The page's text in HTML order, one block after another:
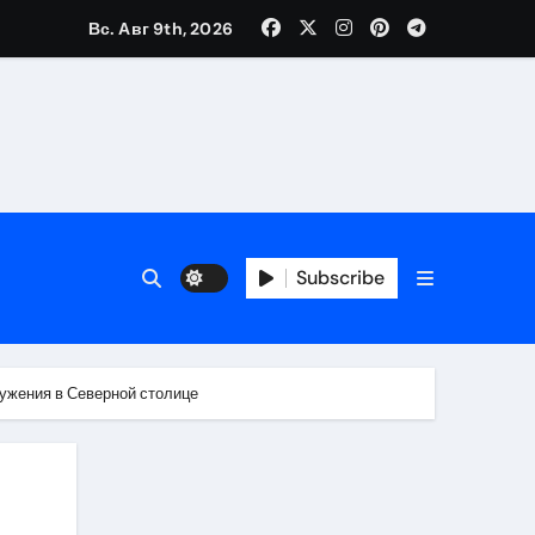
Вс. Авг 9th, 2026
Subscribe
в Северной столице